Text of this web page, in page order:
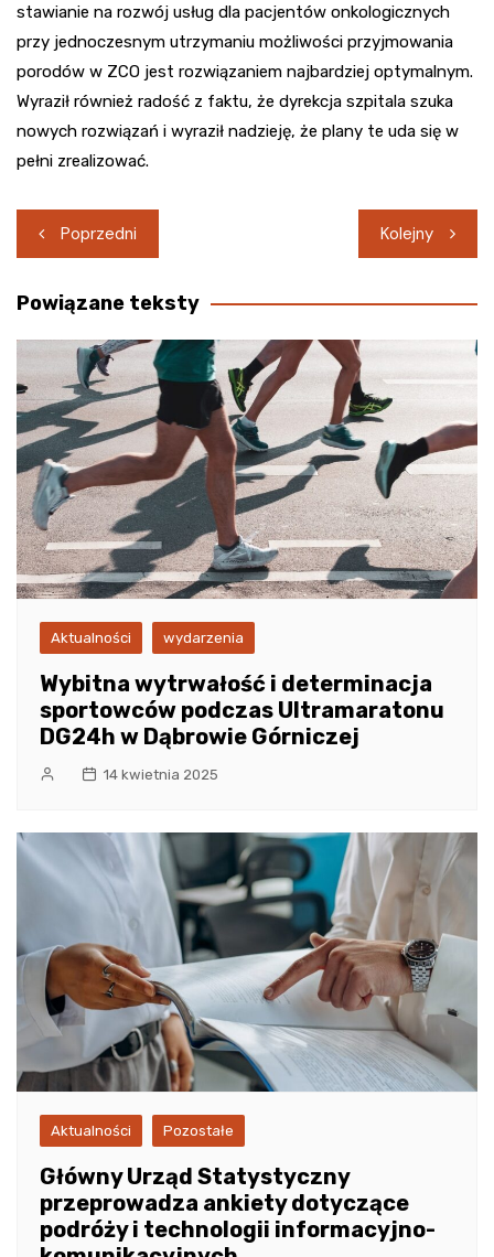
stawianie na rozwój usług dla pacjentów onkologicznych
przy jednoczesnym utrzymaniu możliwości przyjmowania
porodów w ZCO jest rozwiązaniem najbardziej optymalnym.
Wyraził również radość z faktu, że dyrekcja szpitala szuka
nowych rozwiązań i wyraził nadzieję, że plany te uda się w
pełni zrealizować.
Nawigacja
wpisu
Poprzedni Kolejny
Powiązane teksty
Aktualności wydarzenia
Wybitna wytrwałość i determinacja
sportowców podczas Ultramaratonu
DG24h w Dąbrowie Górniczej
14 kwietnia 2025
Aktualności Pozostałe
Główny Urząd Statystyczny
przeprowadza ankiety dotyczące
podróży i technologii informacyjno-